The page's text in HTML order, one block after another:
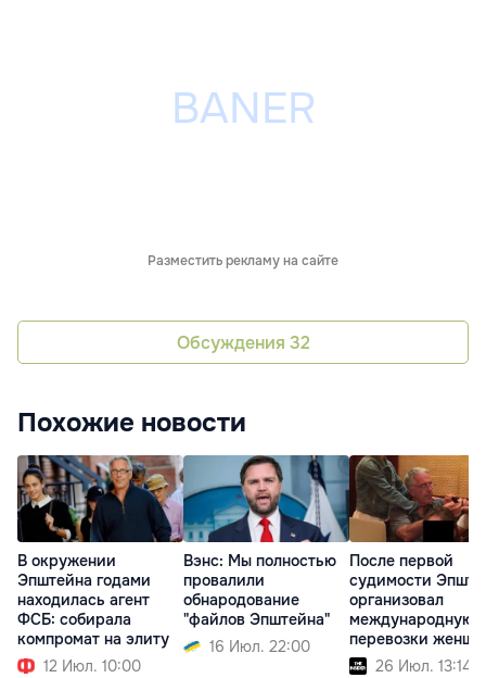
Разместить рекламу на сайте
Обсуждения 32
Похожие новости
В окружении
Эпштейна годами
находилась агент
ФСБ: собирала
компромат на элиту
12 Июл. 10:00
Вэнс: Мы полностью
провалили
обнародование
"файлов Эпштейна"
16 Июл. 22:00
После первой
судимости
организовал
международную
перевозки
26 Июл. 13:14